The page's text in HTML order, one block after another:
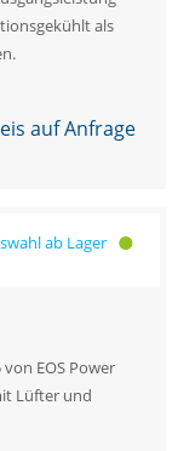
als
auf Anfrage
ab Lager
EOS Power
Lüfter und